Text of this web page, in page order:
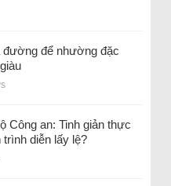
để nhường đặc
Công an: Tinh giản thực
diễn lấy lệ?